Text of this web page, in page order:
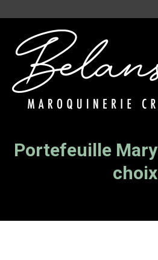
Portefeuille
choix
Vous êtes ici :